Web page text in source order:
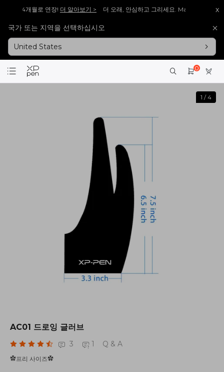
24개월로 연장!더 알아보기 > 더 오래, 안심하고 그리세요. Magic Drawing
다시 돌아왔습니다!바로보기 >> [재입고 안내] 많은 분들이 기다려주신 [Artist
다시 돌아왔습니다!바로보기 >> [재입고 안내] 많은 분들이 기다려주신 [Artist
회원가입 시 <1만 원> 상당 포인트를 증정합니다. 바로가입 >
설레는 핑크의 등장! Artist 12 3세대 핑크 에디션 출시!더 알아보기 >
x
국가 또는 지역을 선택하십시오
United States
0
1 /4
AC01 드로잉 글러브
3 1 Q & A
✿프리 사이즈✿